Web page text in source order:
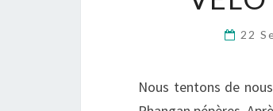
22
Nous tentons de